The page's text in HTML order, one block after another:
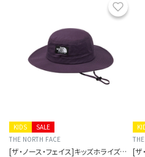
お気
SALE
KIDS
THE NORTH FACE
[ザ・ノース・フェイス]キッズホライズンハット